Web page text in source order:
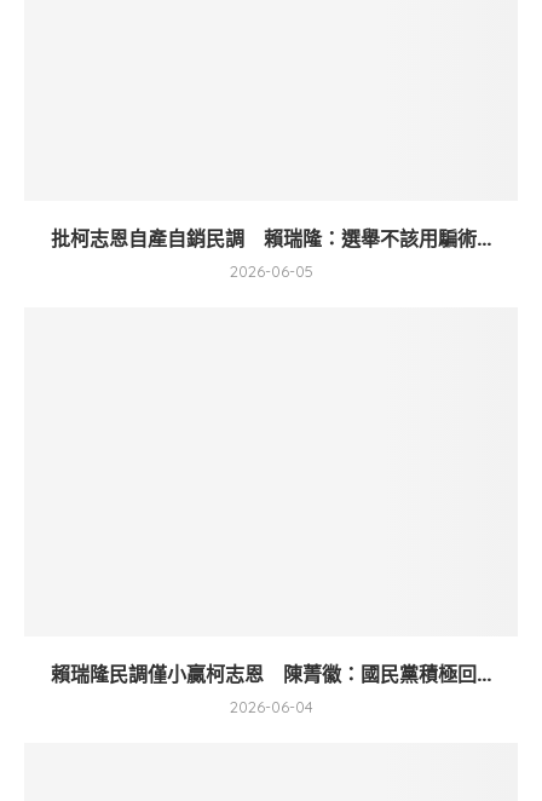
批柯志恩自產自銷民調 賴瑞隆：選舉不該用騙術...
2026-06-05
賴瑞隆民調僅小贏柯志恩 陳菁徽：國民黨積極回...
2026-06-04